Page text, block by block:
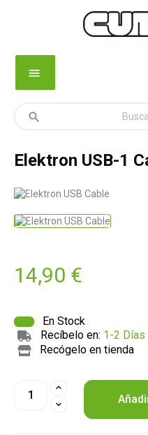
menu
search
Elektron USB-1
14,90 €
En Stock
Recíbelo en: 1-2 Días
Recógelo en tienda